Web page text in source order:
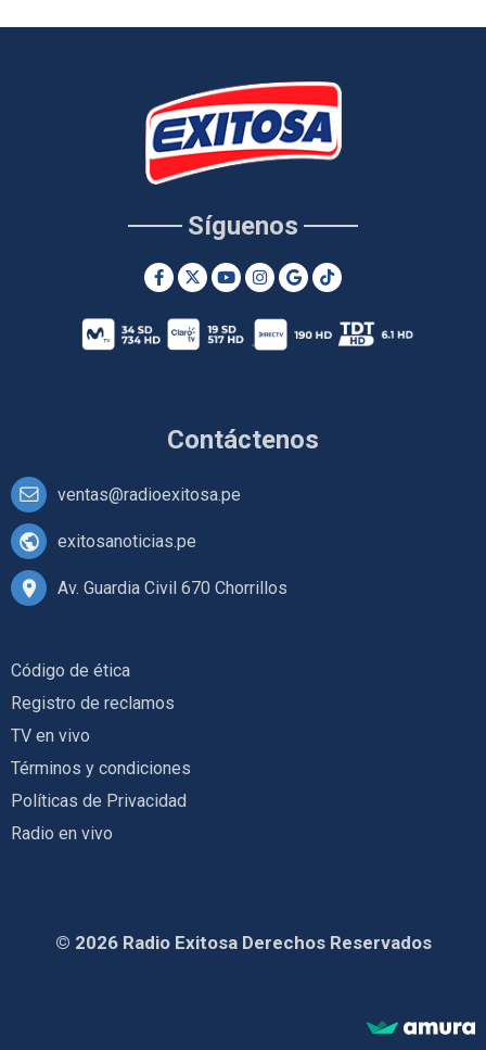
Contáctenos
ventas@radioexitosa.pe
exitosanoticias.pe
Av. Guardia Civil 670 Chorrillos
Síguenos
Código de ética
Registro de reclamos
TV en vivo
Términos y condiciones
Políticas de Privacidad
Radio en vivo
© 2026 Radio Exitosa Derechos Reservados